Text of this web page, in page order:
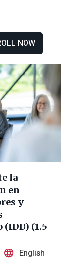
diseñado
NOW
la
en
y
(1.5
English